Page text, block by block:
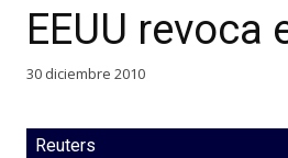
EEUU
30 diciembre 2010
Reuters